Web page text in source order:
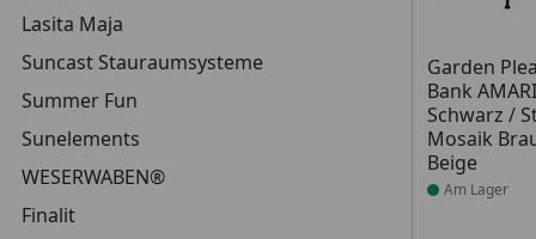
Lasita Maja
Suncast Stauraumsysteme
Summer Fun
Sunelements
WESERWABEN®
Finalit
Garden
Bank
Schwarz /
Mosaik
Beige
Produkt
Am Lager